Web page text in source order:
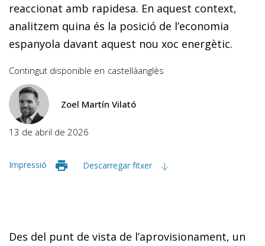
reaccionat amb rapidesa. En aquest context,
analitzem quina és la posició de l’economia
espanyola davant aquest nou xoc energètic.
Contingut disponible en castellàanglès
Zoel Martín Vilató
13 de abril de 2026
Impressió Descarregar fitxer
Des del punt de vista de l’aprovisionament, un